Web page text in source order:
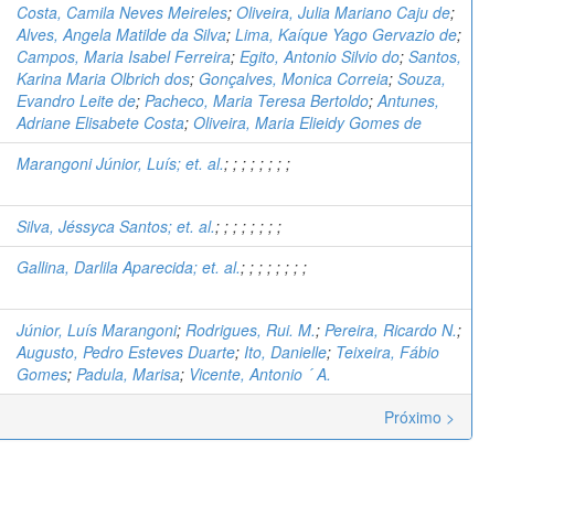
Costa, Camila Neves Meireles; Oliveira, Julia Mariano Caju de;
Alves, Angela Matilde da Silva; Lima, Kaíque Yago Gervazio de;
Campos, Maria Isabel Ferreira; Egito, Antonio Silvio do; Santos,
Karina Maria Olbrich dos; Gonçalves, Monica Correia; Souza,
Evandro Leite de; Pacheco, Maria Teresa Bertoldo;Antunes,
Adriane Elisabete Costa; Oliveira, Maria Elieidy Gomes de
Marangoni Júnior, Luís; et. al.; ; ; ; ; ; ; ;
Silva, Jéssyca Santos; et. al.; ; ; ; ; ; ; ;
Gallina, Darlila Aparecida; et. al.; ; ; ; ; ; ; ;
Júnior, Luís Marangoni; Rodrigues, Rui. M.; Pereira, Ricardo N.;
Augusto, Pedro Esteves Duarte; Ito, Danielle; Teixeira, Fábio
Gomes; Padula, Marisa; Vicente, Antonio ´ A.
Próximo >